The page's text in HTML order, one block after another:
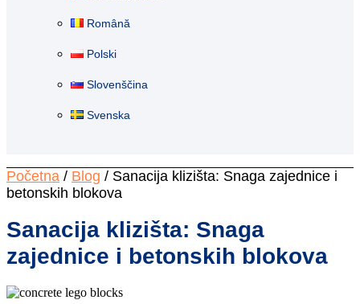
Română
Polski
Slovenščina
Svenska
Početna / Blog / Sanacija klizišta: Snaga zajednice i
betonskih blokova
Sanacija klizišta: Snaga
zajednice i betonskih blokova